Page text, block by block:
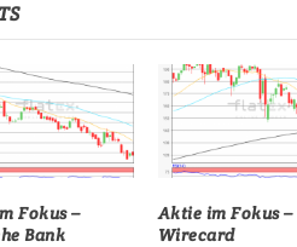
Fokus –
Bank
Aktie im Fokus –
Wirecard